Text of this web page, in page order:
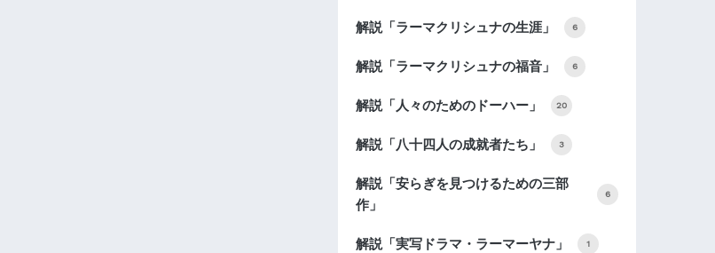
解説「ラーマクリシュナの生涯」 6
解説「ラーマクリシュナの福音」 6
解説「人々のためのドーハー」 20
解説「八十四人の成就者たち」 3
解説「安らぎを見つけるための三部
作」
6
解説「実写ドラマ・ラーマーヤナ」 1